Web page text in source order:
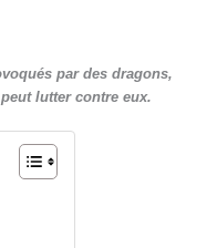
e
par des dragons,
lutter contre eux.